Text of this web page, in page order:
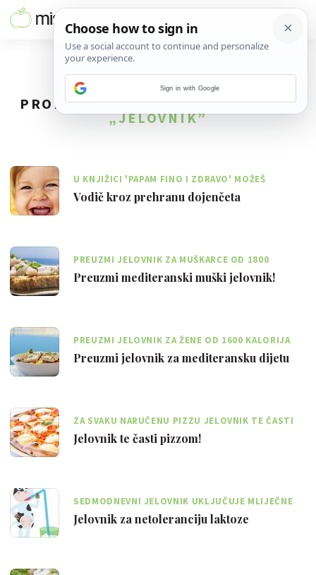
PRONAĐENO77REZULTATA ZA TAG
„JELOVNIK”
U KNJIŽICI 'PAPAM FINO I ZDRAVO' MOŽEŠ
DOZNATI SVE O PREHRANI BEBE
Vodič kroz prehranu dojenčeta
PREUZMI JELOVNIK ZA MUŠKARCE OD 1800
KALORIJA I LJETI JEDI ZDRAVO
Preuzmi mediteranski muški jelovnik!
PREUZMI JELOVNIK ZA ŽENE OD 1600 KALORIJA
Preuzmi jelovnik za mediteransku dijetu
ZA SVAKU NARUČENU PIZZU JELOVNIK TE ČASTI
JOŠ JEDNOM ISTOM TAKVOM
Jelovnik te časti pizzom!
SEDMODNEVNI JELOVNIK UKLJUČUJE MLIJEČNE
PROIZVODE SA SMANJENIM UDJELOM LAKTOZE
Jelovnik za netoleranciju laktoze
Sign in with Google